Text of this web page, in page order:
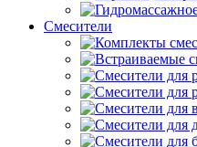
Смесители